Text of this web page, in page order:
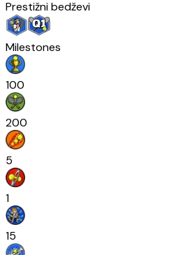
Prestižni bedževi
Milestones
100
200
5
1
15